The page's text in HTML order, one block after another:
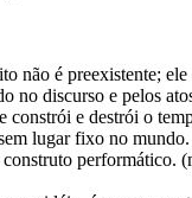
não é preexistente;
no discurso e pelos
constrói e destrói o
lugar fixo no
performático.